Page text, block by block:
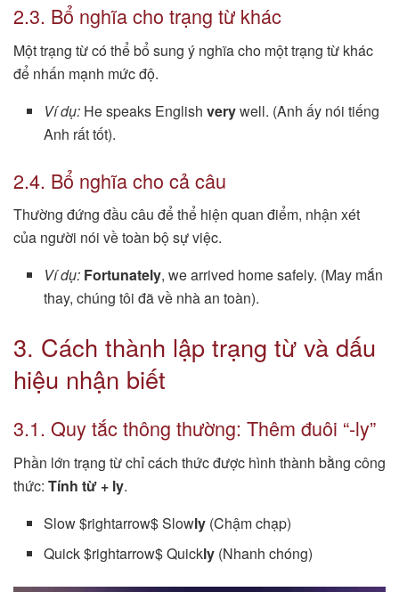
2.3. Bổ nghĩa cho trạng từ khác
Một trạng từ có thể bổ sung ý nghĩa cho một trạng từ khác
để nhấn mạnh mức độ.
Ví dụ: He speaks Englishverywell. (Anh ấy nói tiếng
Anh rất tốt).
2.4. Bổ nghĩa cho cả câu
Thường đứng đầu câu để thể hiện quan điểm, nhận xét
của người nói về toàn bộ sự việc.
Ví dụ: Fortunately, we arrived home safely. (May mắn
thay, chúng tôi đã về nhà an toàn).
3. Cách thành lập trạng từ và dấu
hiệu nhận biết
3.1. Quy tắc thông thường: Thêm đuôi “-ly”
Phần lớn trạng từ chỉ cách thức được hình thành bằng công
thức: Tính từ + ly.
Slow $rightarrow$ Slowly (Chậm chạp)
Quick $rightarrow$ Quickly (Nhanh chóng)